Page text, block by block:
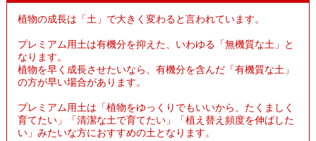
植物の成長は「土」で大きく変わると言われています。
プレミアム用土は有機分を抑えた、いわゆる「無機質な土」と
なります。
植物を早く成長させたいなら、有機分を含んだ「有機質な土」
の方が早い場合があります。
プレミアム用土は「植物をゆっくりでもいいから、たくましく
育てたい」「清潔な土で育てたい」「植え替え頻度を伸ばした
い」みたいな方におすすめの土となります。